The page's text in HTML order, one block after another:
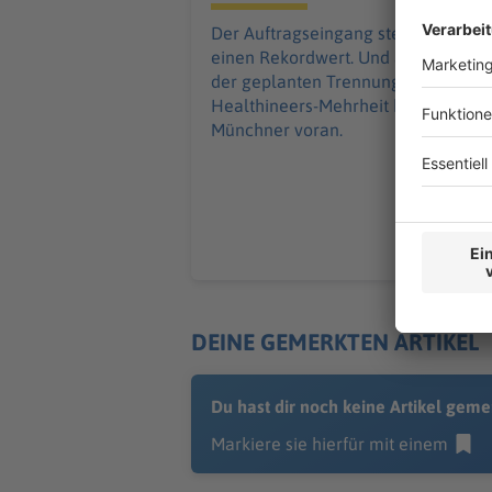
Der Auftragseingang steigt auf
einen Rekordwert. Und auch bei
der geplanten Trennung von der
Healthineers-Mehrheit kommen die
Münchner voran.
DEINE GEMERKTEN ARTIKEL
Du hast dir noch keine Artikel
Markiere sie hierfür mit einem